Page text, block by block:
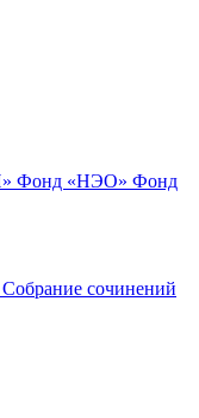
Фонд «НЭО» Фонд
Собрание сочинений